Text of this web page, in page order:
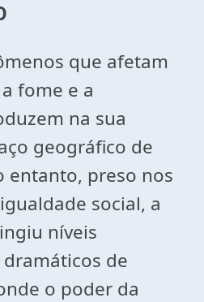
que afetam
fome e a
na sua
geográfico de
entanto, preso nos
social, a
níveis
de
o poder da